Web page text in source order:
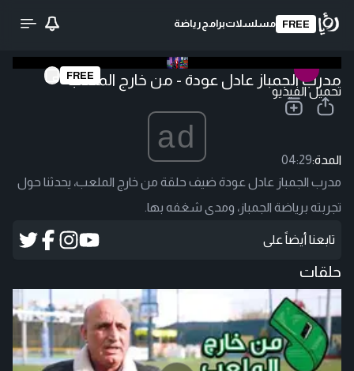
FREE مسلسلاتبرامج رياضة
تحميل الفيديو
FREE
مدرب الجمباز عادل عودة - من خارج الملعب
ad
المدة:04:29
مدرب الجمباز عادل عودة ضيف حلقة من خارج الملعب، يحدثنا حول
تجربته برياضة الجمباز، ومدى شغفه بها.
تابعنا أيضاً على
حلقات